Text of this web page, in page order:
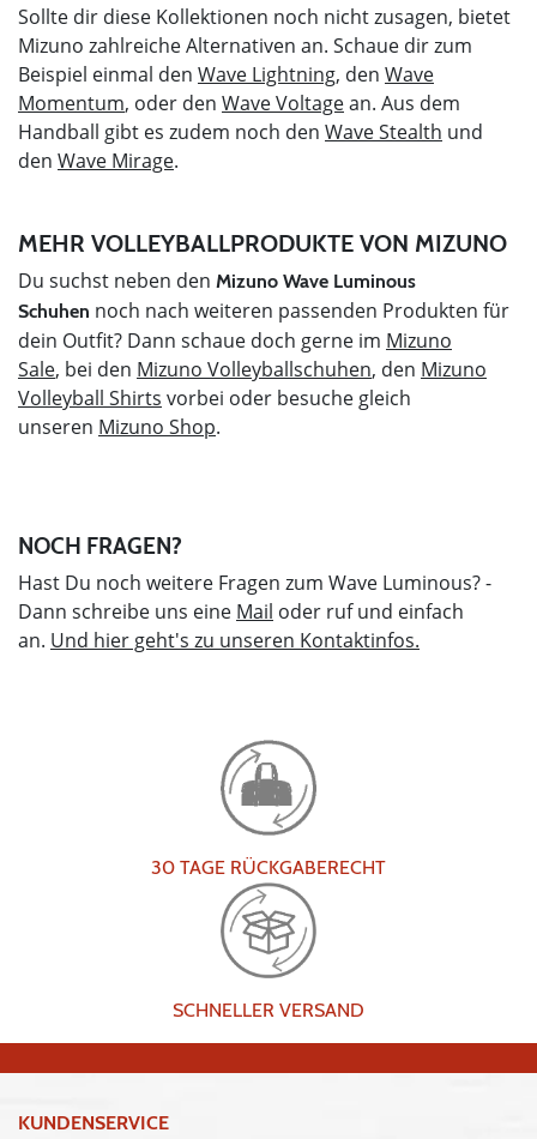
Sollte dir diese Kollektionen noch nicht zusagen, bietet
Mizuno zahlreiche Alternativen an. Schaue dir zum
Beispiel einmal den Wave Lightning, den Wave
Momentum, oder den Wave Voltagean. Aus dem
Handball gibt es zudem noch den Wave Stealth und
den Wave Mirage.
MEHR VOLLEYBALLPRODUKTE VON MIZUNO
Du suchst neben den Mizuno Wave Luminous
Schuhen noch nach weiteren passenden Produkten für
dein Outfit? Dann schaue doch gerne im Mizuno
Sale, bei den Mizuno Volleyballschuhen, den Mizuno
Volleyball Shirts vorbei oder besuche gleich
unseren Mizuno Shop.
NOCH FRAGEN?
Hast Du noch weitere Fragen zum Wave Luminous? -
Dann schreibe uns eine Mail oder ruf und einfach
an. Und hier geht's zu unseren Kontaktinfos.
30 TAGE RÜCKGABERECHT
SCHNELLER VERSAND
KUNDENSERVICE